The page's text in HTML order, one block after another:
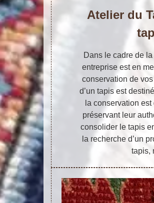
Atelier du
Dans le cadre de
entreprise est en
conservation de
d’un tapis est
la conservation
préservant leur
consolider le tapis
la recherche d’un
tapis,